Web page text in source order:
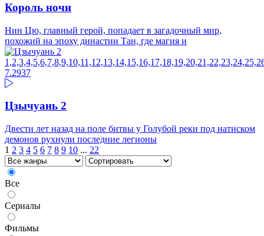
Король ночи
Нин Цю, главный герой, попадает в загадочный мир,
похожий на эпоху династии Тан, где магия и
7.2937
Цзычуань 2
Двести лет назад на поле битвы у Голубой реки под натиском
демонов рухнули последние легионы
1 2 3 4 5 6 7 8 9 10 ... 22
Все
Сериалы
Фильмы